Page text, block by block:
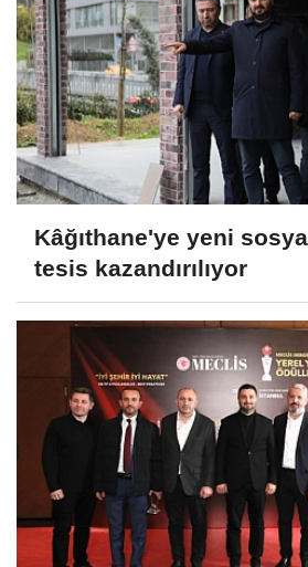
Kâğıthane'ye yeni
tesis kazandırılıyor